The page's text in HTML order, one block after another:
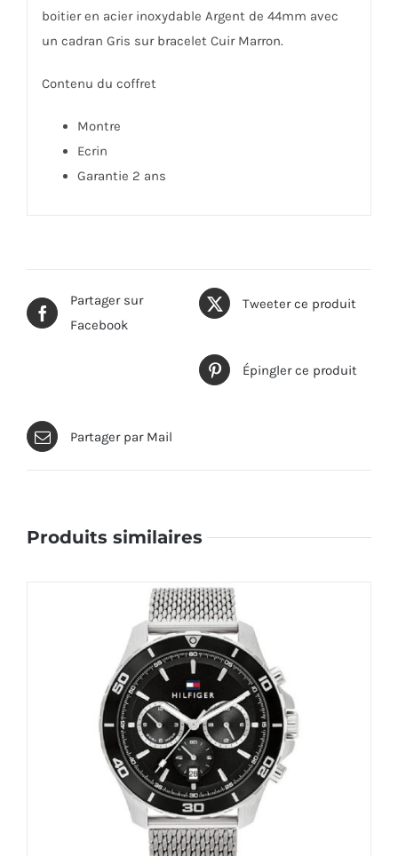
boitier en acier inoxydable Argent de 44mm avec
un cadran Gris sur bracelet Cuir Marron.
Contenu du coffret
Montre
Ecrin
Garantie 2 ans
Partager sur
Facebook
Tweeter ce produit
Épingler ce produit
Partager par Mail
Produits similaires